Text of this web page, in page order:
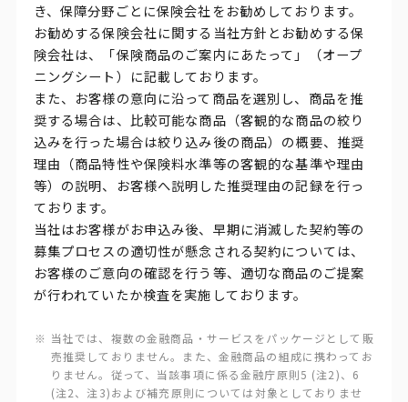
き、保障分野ごとに保険会社をお勧めしております。
お勧めする保険会社に関する当社方針とお勧めする保
険会社は、「保険商品のご案内にあたって」（オープ
ニングシート）に記載しております。
また、お客様の意向に沿って商品を選別し、商品を推
奨する場合は、比較可能な商品（客観的な商品の絞り
込みを行った場合は絞り込み後の商品）の概要、推奨
理由（商品特性や保険料水準等の客観的な基準や理由
等）の説明、お客様へ説明した推奨理由の記録を行っ
ております。
当社はお客様がお申込み後、早期に消滅した契約等の
募集プロセスの適切性が懸念される契約については、
お客様のご意向の確認を行う等、適切な商品のご提案
が行われていたか検査を実施しております。
当社では、複数の金融商品・サービスをパッケージとして販
売推奨しておりません。また、金融商品の組成に携わってお
りません。従って、当該事項に係る金融庁原則5 (注2)、6
(注2、注3)および補充原則については対象としておりませ